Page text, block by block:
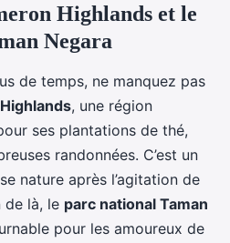
Highlands et le
Negara
de temps, ne manquez pas
, une région
ses plantations de thé,
randonnées. C’est un
nature après l’agitation de
de là, le parc national Taman
pour les amoureux de